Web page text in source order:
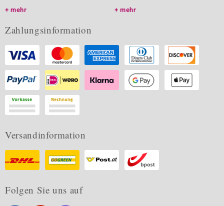
mehr
mehr
Zahlungsinformation
Versandinformation
Folgen Sie uns auf